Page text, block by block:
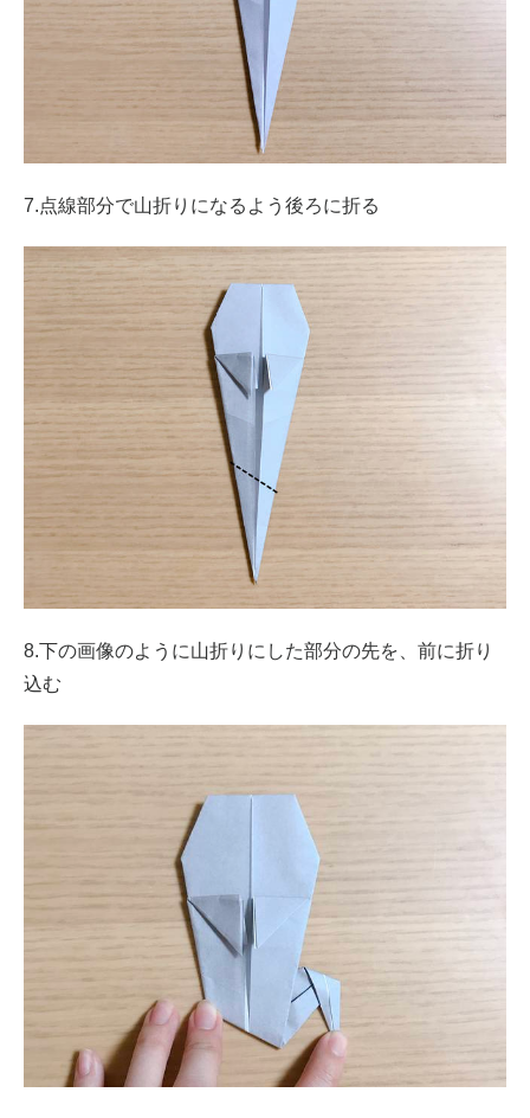
7.点線部分で山折りになるよう後ろに折る
8.下の画像のように山折りにした部分の先を、前に折り
込む